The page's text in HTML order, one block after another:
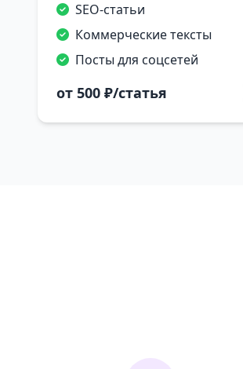
SEO-статьи
Коммерческие тексты
Посты для соцсетей
от 500 ₽/статья